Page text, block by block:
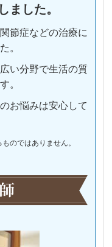
ました。
節症などの治療に
。
い分野で生活の質
。
お悩みは安心して
のではありません。